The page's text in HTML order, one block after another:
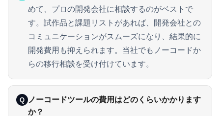
めて、プロの開発会社に相談するのがベストで
す。試作品と課題リストがあれば、開発会社との
コミュニケーションがスムーズになり、結果的に
開発費用も抑えられます。当社でもノーコードか
らの移行相談を受け付けています。
Q
ノーコードツールの費用はどのくらいかかります
か？